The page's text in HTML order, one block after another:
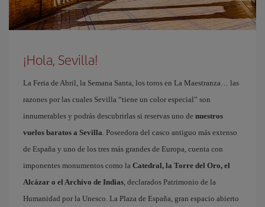
¡Hola, Sevilla!
La Feria de Abril, la Semana Santa, los toros en La Maestranza… las
razones por las cuales Sevilla “tiene un color especial” son
innumerables y podrás descubrirlas si reservas uno de nuestros
vuelos baratos a Sevilla. Poseedora del casco antiguo más extenso
de España y uno de los tres más grandes de Europa, cuenta con
imponentes monumentos como la Catedral, la Torre del Oro, el
Alcázar o el Archivo de Indias, declarados Patrimonio de la
Humanidad por la Unesco. La Plaza de España, gran espacio abierto